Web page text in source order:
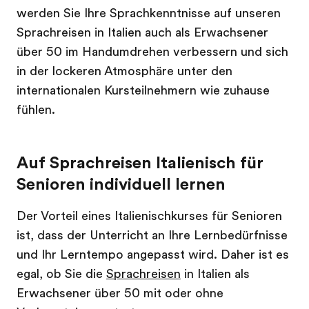
werden Sie Ihre Sprachkenntnisse auf unseren
Sprachreisen in Italien auch als Erwachsener
über 50 im Handumdrehen verbessern und sich
in der lockeren Atmosphäre unter den
internationalen Kursteilnehmern wie zuhause
fühlen.
Auf Sprachreisen Italienisch für
Senioren individuell lernen
Der Vorteil eines Italienischkurses für Senioren
ist, dass der Unterricht an Ihre Lernbedürfnisse
und Ihr Lerntempo angepasst wird. Daher ist es
egal, ob Sie die Sprachreisen in Italien als
Erwachsener über 50 mit oder ohne